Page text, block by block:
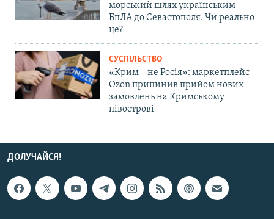
морський шлях українським
БпЛА до Севастополя. Чи реально
це?
СУСПІЛЬСТВО
«Крим – не Росія»: маркетплейс
Ozon припинив прийом нових
замовлень на Кримському
півострові
ДОЛУЧАЙСЯ!